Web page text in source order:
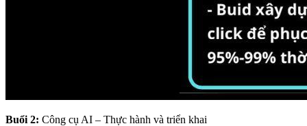
Buổi 2: Công cụ AI – Thực hành và triển khai